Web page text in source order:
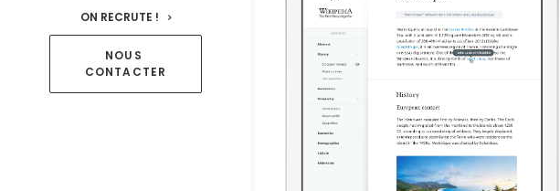
ON RECRUTE !
NOUS
CONTACTER